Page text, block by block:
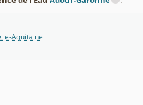
Aquitaine